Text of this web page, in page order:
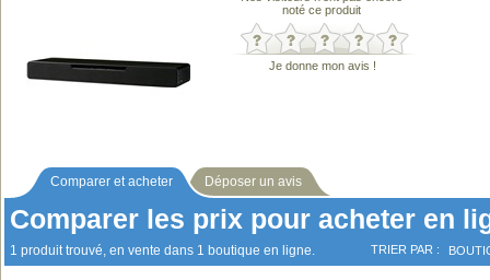
noté ce produit
Je donne mon avis !
Comparer et acheter Déposer un avis
Comparer les prix pour acheter en
1 produit trouvé, en vente dans 1 boutique en ligne. TRIER PAR :